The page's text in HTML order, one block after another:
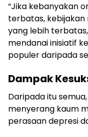
“Jika kebanyakan
terbatas, kebijakan
yang lebih
mendanai inisiatif
populer daripada
Dampak
Daripada itu
menyerang kaum
perasaan depresi